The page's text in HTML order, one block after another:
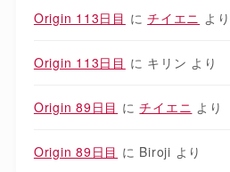
Origin 113日目 にチイエニ より
Origin 113日目 に キリン より
Origin 89日目 にチイエニ より
Origin 89日目 に Biroji より